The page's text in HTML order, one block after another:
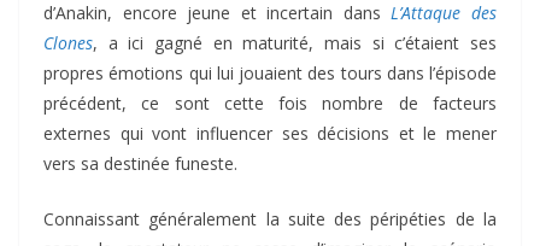
d’Anakin, encore jeune et incertain dansL’Attaque des
Clones, a ici gagné en maturité, mais si c’étaient ses
propres émotions qui lui jouaient des tours dans l’épisode
précédent, ce sont cette fois nombre de facteurs
externes qui vont influencer ses décisions et le mener
vers sa destinée funeste.
Connaissant généralement la suite des péripéties de la